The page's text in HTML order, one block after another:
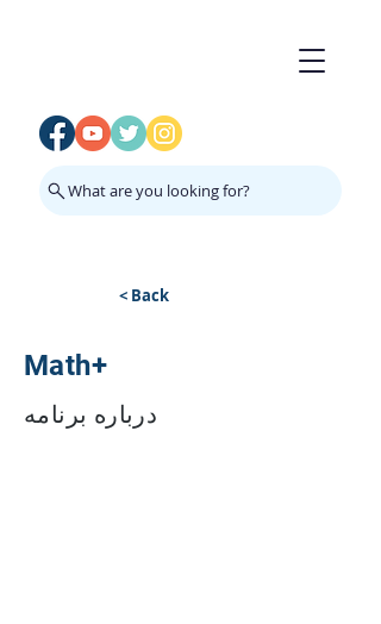
What are you looking for?
< Back
Math+
درباره برنامه